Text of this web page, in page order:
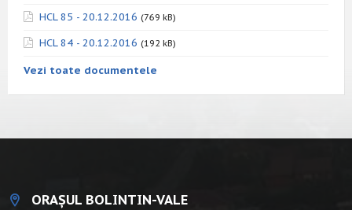
HCL 85 - 20.12.2016 (769 kB)
HCL 84 - 20.12.2016 (192 kB)
Vezi toate documentele
ORAȘUL BOLINTIN-VALE